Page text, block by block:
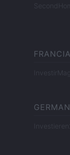
FRANCIA
InvestirMag